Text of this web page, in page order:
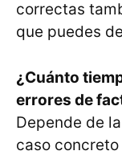
correctas
que puedes
¿Cuánto
errores de
Depende de
caso